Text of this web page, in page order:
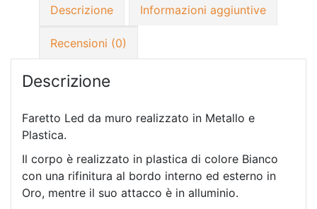
Descrizione
Informazioni aggiuntive
Recensioni (0)
Descrizione
Faretto Led da muro realizzato in Metallo e
Plastica.
Il corpo è realizzato in plastica di colore Bianco
con una rifinitura al bordo interno ed esterno in
Oro, mentre il suo attacco è in alluminio.